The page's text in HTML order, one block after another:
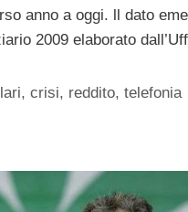
anno a oggi. ll dato
2009 elaborato
,crisi, reddito,telefonia